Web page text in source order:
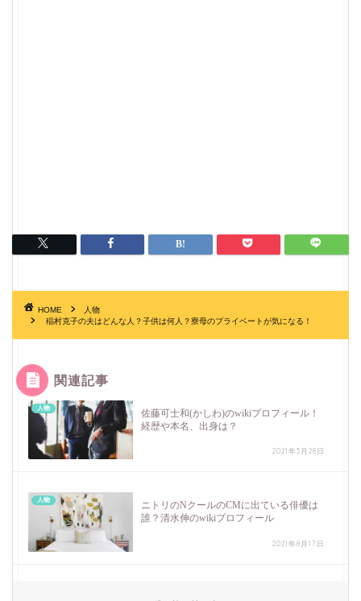
HOME
人物
稲村克子の夫はどんな人？子供は何人？寮母のプライベートが気になる！
関連記事
人物
佐藤可士和(かしわ)のwikiプロフィール！
経歴や本名、出身は？
2021年3月28日
人物
ニトリのNクールのCMに出ている俳優は
誰？清水伸のwikiプロフィール
2021年8月17日